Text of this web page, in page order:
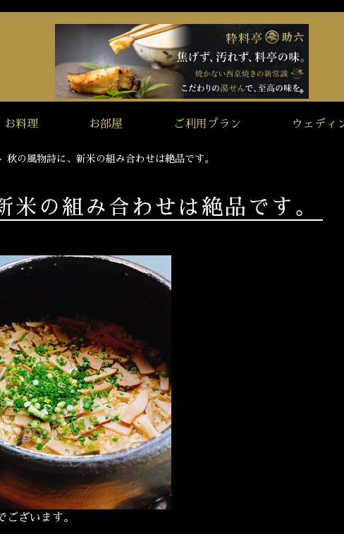
お料理 お部屋 ご利用プラン ウェディ
秋の風物詩に、新米の組み合わせは絶品です。
米の組み合わせは絶品です。
ざいます。